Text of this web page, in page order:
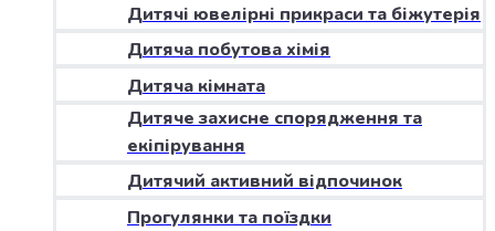
меди
Подарункові
набори
алкоголю
Продукти
Бакалія
Олія
Дитячі ювелірні прикраси та біжутерія
Дитяча побутова хімія
Дитяча кімната
Дитяче захисне спорядження та
екіпірування
Дитячий активний відпочинок
Прогулянки та поїздки